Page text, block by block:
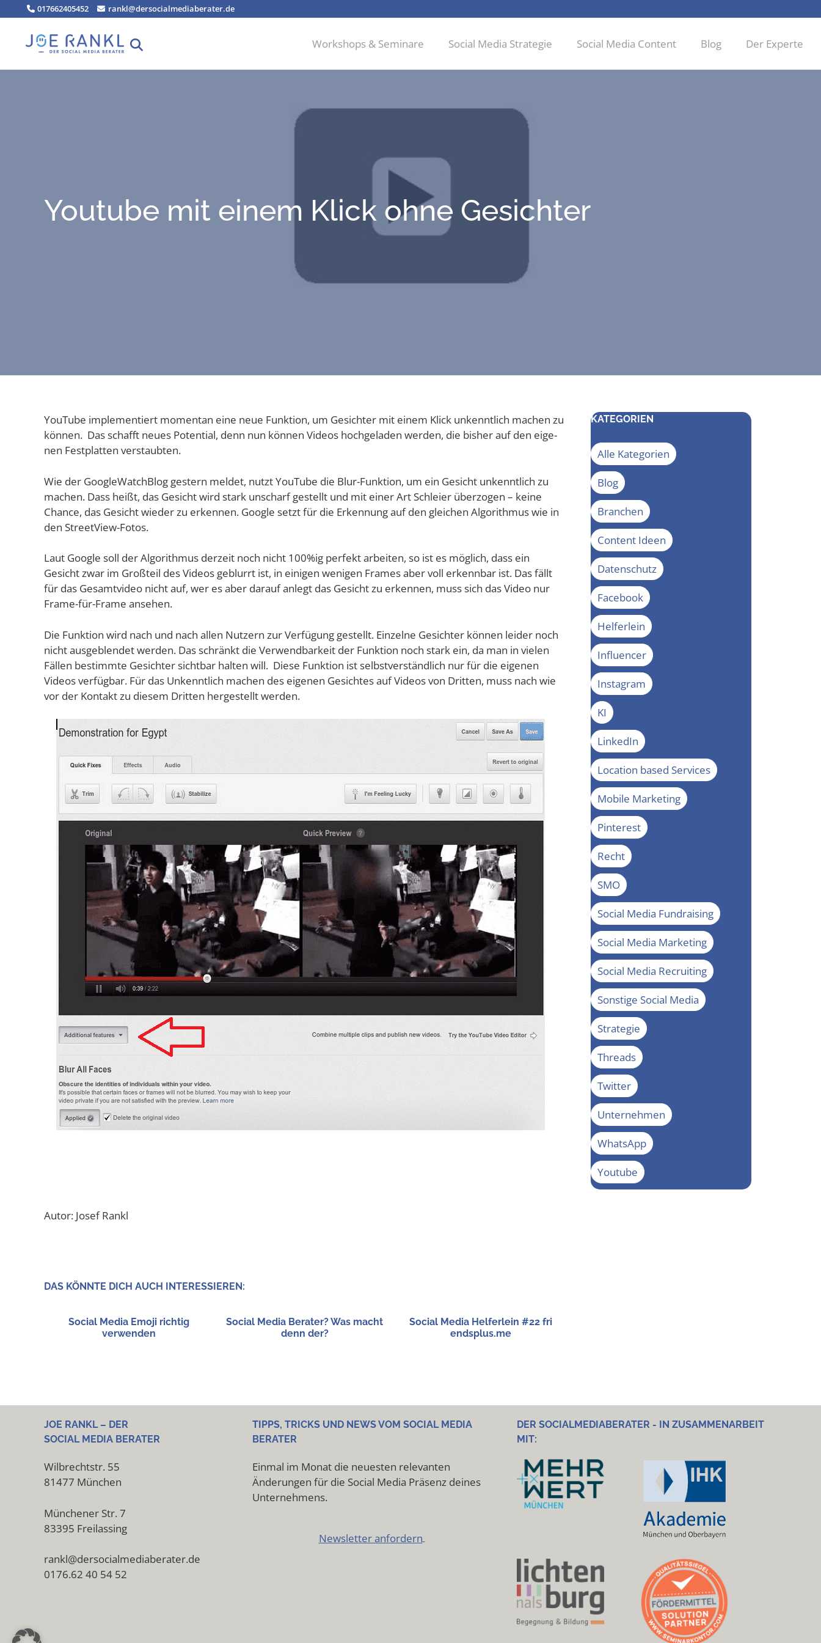
Inhalt
springen
017662405452 rankl@dersocialmediaberater.de
Workshops & Seminare Social Media Strategie Social Media Content Blog Der Experte
You­tube mit einem Klick ohne Gesichter
You­Tube imple­men­tiert momen­tan eine neue Funk­ti­on, um Gesich­ter mit einem Klick unkennt­lich machen zu
kön­nen. Das schafft neu­es Poten­ti­al, denn nun kön­nen Vide­os hoch­ge­la­den wer­den, die bis­her auf den eige­
nen Fest­plat­ten verstaubten.
Wie der Goo­gle­Watch­Blog ges­tern mel­det, nutzt You­Tube die Blur-Funk­ti­on, um ein Gesicht unkennt­lich zu
machen. Dass heißt, das Gesicht wird stark unscharf gestellt und mit einer Art Schlei­er über­zo­gen – kei­ne
Chan­ce, das Gesicht wie­der zu erken­nen. Goog­le setzt für die Erken­nung auf den glei­chen Algo­rith­mus wie in
den StreetView-Fotos.
Laut Goog­le soll der Algo­rith­mus der­zeit noch nicht 100%ig per­fekt arbei­ten, so ist es mög­lich, dass ein
Gesicht zwar im Groß­teil des Vide­os geblurrt ist, in eini­gen weni­gen Frames aber voll erkenn­bar ist. Das fällt
für das Gesamt­vi­deo nicht auf, wer es aber dar­auf anlegt das Gesicht zu erken­nen, muss sich das Video nur
Frame-für-Frame ansehen.
Die Funk­ti­on wird nach und nach allen Nut­zern zur Ver­fü­gung gestellt. Ein­zel­ne Gesich­ter kön­nen lei­der noch
nicht aus­ge­blen­det wer­den. Das schränkt die Ver­wend­bar­keit der Funk­ti­on noch stark ein, da man in vie­len
Fäl­len bestimm­te Gesich­ter sicht­bar hal­ten will. Die­se Funk­ti­on ist selbst­ver­ständ­lich nur für die eige­nen
Vide­os ver­füg­bar. Für das Unkennt­lich machen des eige­nen Gesich­tes auf Vide­os von Drit­ten, muss nach wie
vor der Kon­takt zu die­sem Drit­ten her­ge­stellt werden.
Autor: Josef Rankl
DAS KÖNN­TE DICH AUCH INTERESSIEREN:
Social Media Emo­ji rich­tig
verwenden
Social Media Bera­ter? Was macht
denn der?
Social Media Hel­fer­lein #22 fri​
endsplus​.me
KATEGORIEN
Alle Kategorien
Blog
Branchen
Content Ideen
Datenschutz
Facebook
Helferlein
Influencer
Instagram
KI
LinkedIn
Location based Services
Mobile Marketing
Pinterest
Recht
SMO
Social Media Fundraising
Social Media Marketing
Social Media Recruiting
Sonstige Social Media
Strategie
Threads
Twitter
Unternehmen
WhatsApp
Youtube
JOE RANKL – DER
SOCIAL MEDIA BERATER
Wilbrechtstr. 55
81477 München
Münchener Str. 7
83395 Freilassing
rankl@dersocialmediaberater.de
0176.62 40 54 52
TIPPS, TRICKS UND NEWS VOM SOCIAL MEDIA
BERATER
Einmal im Monat die neuesten relevanten
Änderungen für die Social Media Präsenz deines
Unternehmens.
Newsletter anfordern
DER SOCIALMEDIABERATER - IN ZUSAMMENARBEIT
MIT: